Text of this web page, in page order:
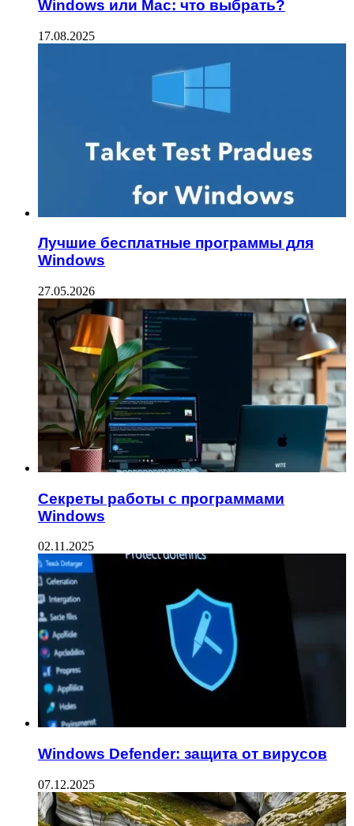
Windows или Mac: что выбрать?
17.08.2025
Лучшие бесплатные программы для
Windows
27.05.2026
Секреты работы с программами
Windows
02.11.2025
Windows Defender: защита от вирусов
07.12.2025